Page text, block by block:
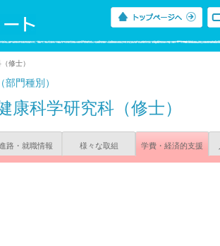
修士）
門種別）
康科学研究科（修士）
路・就職情報 様々な取組 学費・経済的支援